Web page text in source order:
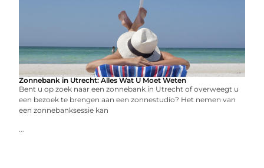
Zonnebank in Utrecht: Alles Wat U Moet Weten
Bent u op zoek naar een zonnebank in Utrecht of overweegt u
een bezoek te brengen aan een zonnestudio? Het nemen van
een zonnebanksessie kan
...